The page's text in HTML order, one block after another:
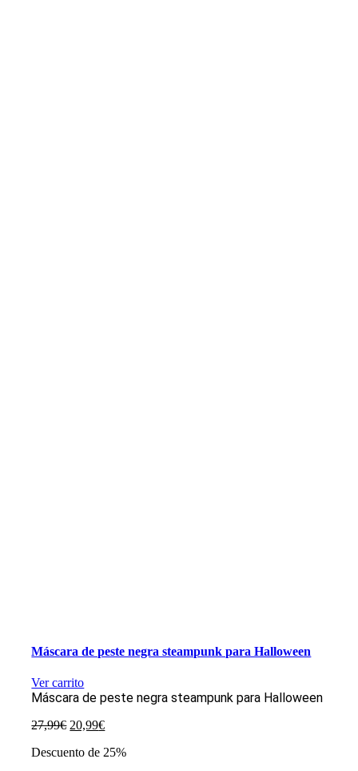
Máscara de peste negra steampunk para Halloween
Ver carrito
Máscara de peste negra steampunk para Halloween
27,99€ El
original
20,99€El
actual
Descuento de 25%